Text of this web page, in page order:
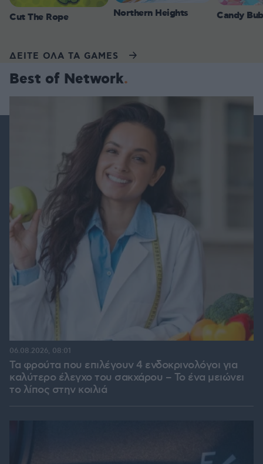
Cut The Rope Northern Heights Candy
ΔΕΙΤΕ ΟΛΑ ΤΑ GAMES
Best of Network
Τα φρούτα που επιλέγουν 4 ενδοκρινολόγοι για
καλύτερο έλεγχο του σακχάρου – Το ένα μειώνει
το λίπος στην κοιλιά
06.08.2026, 08:01